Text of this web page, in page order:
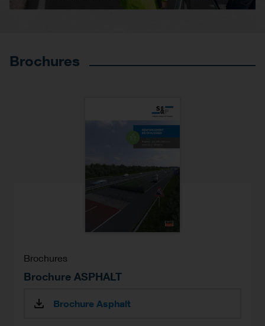
Brochures
Brochures
Brochure ASPHALT
Brochure Asphalt